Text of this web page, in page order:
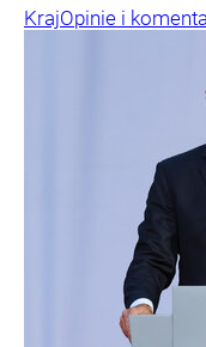
KrajOpinie i